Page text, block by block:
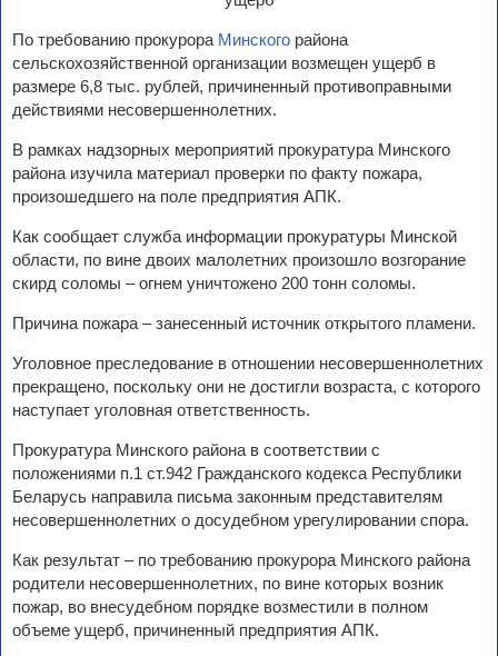
По требованию прокурора Минского района
сельскохозяйственной организации возмещен ущерб в
размере 6,8 тыс. рублей, причиненный противоправными
действиями несовершеннолетних.
В рамках надзорных мероприятий прокуратура Минского
района изучила материал проверки по факту пожара,
произошедшего на поле предприятия АПК.
Как сообщает служба информации прокуратуры Минской
области, по вине двоих малолетних произошло возгорание
скирд соломы – огнем уничтожено 200 тонн соломы.
Причина пожара – занесенный источник открытого пламени.
Уголовное преследование в отношении несовершеннолетних
прекращено, поскольку они не достигли возраста, с которого
наступает уголовная ответственность.
Прокуратура Минского района в соответствии с
положениями п.1 ст.942 Гражданского кодекса Республики
Беларусь направила письма законным представителям
несовершеннолетних о досудебном урегулировании спора.
Как результат – по требованию прокурора Минского района
родители несовершеннолетних, по вине которых возник
пожар, во внесудебном порядке возместили в полном
объеме ущерб, причиненный предприятия АПК.